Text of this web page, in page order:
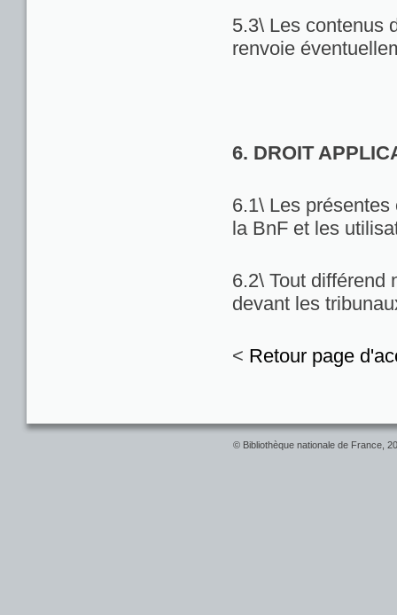
5.3\ Les contenus
renvoie
6. DROIT
6.1\ Les
la BnF et les
6.2\ Tout différend
devant les
< Retour page
© Bibliothèque nationale de France,